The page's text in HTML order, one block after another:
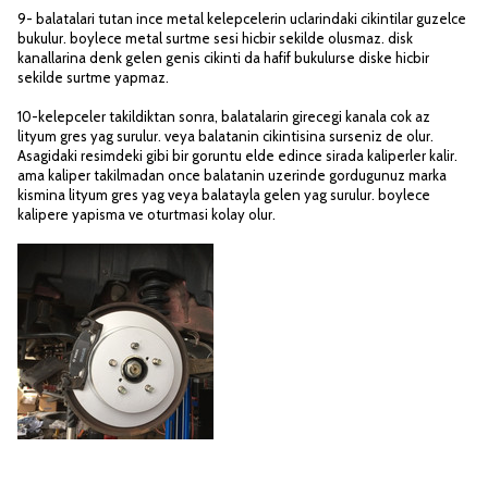
9- balatalari tutan ince metal kelepcelerin uclarindaki cikintilar guzelce
bukulur. boylece metal surtme sesi hicbir sekilde olusmaz. disk
kanallarina denk gelen genis cikinti da hafif bukulurse diske hicbir
sekilde surtme yapmaz.
10-kelepceler takildiktan sonra, balatalarin girecegi kanala cok az
lityum gres yag surulur. veya balatanin cikintisina surseniz de olur.
Asagidaki resimdeki gibi bir goruntu elde edince sirada kaliperler kalir.
ama kaliper takilmadan once balatanin uzerinde gordugunuz marka
kismina lityum gres yag veya balatayla gelen yag surulur. boylece
kalipere yapisma ve oturtmasi kolay olur.